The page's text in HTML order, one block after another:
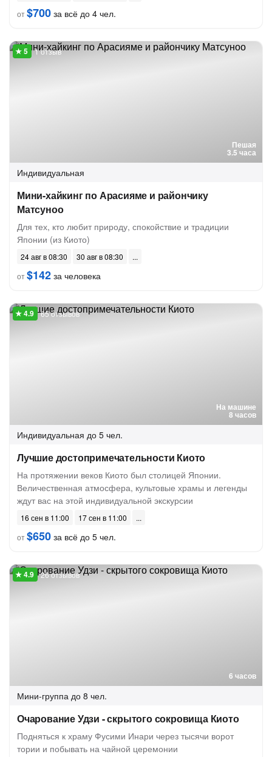
от$700 за всё до 4 чел.
Пешая
3.5 часа
1 отзыв
Индивидуальная
Мини-хайкинг по Арасияме и райончику
Матсуноо
Для тех, кто любит природу, спокойствие и традиции
Японии (из Киото)
24 авг в 08:30
30 авг в 08:30
от$142 за человека
На машине
8 часов
65 отзывов
Индивидуальная до 5 чел.
Лучшие достопримечательности Киото
На протяжении веков Киото был столицей Японии.
Величественная атмосфера, культовые храмы и легенды
ждут вас на этой индивидуальной экскурсии
16 сен в 11:00
17 сен в 11:00
от$650 за всё до 5 чел.
6 часов
26 отзывов
Мини-группа до 8 чел.
Очарование Удзи - скрытого сокровища Киото
Подняться к храму Фусими Инари через тысячи ворот
тории и побывать на чайной церемонии